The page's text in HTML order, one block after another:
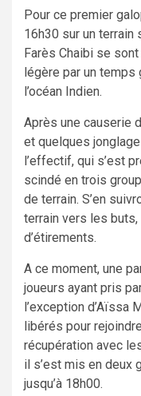
Pour ce premier
16h30 sur un
Farès Chaibi se
légère par un
l’océan Indien.
Après une causerie
et quelques
l’effectif, qui s’est
scindé en trois
de terrain. S’en
terrain vers les
d’étirements.
A ce moment, une
joueurs ayant pris
l’exception d’Aïssa
libérés pour
récupération avec
il s’est mis en deux
jusqu’à 18h00.